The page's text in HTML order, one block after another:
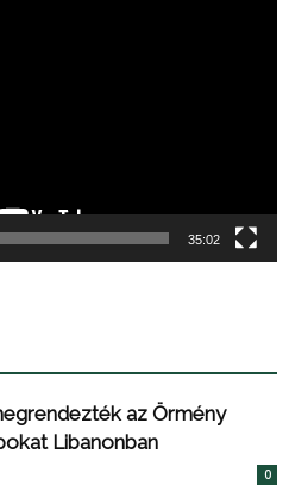
35:02
az Örmény
Libanonban
0